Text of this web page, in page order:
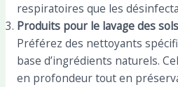
respiratoires que les
Produits pour le lavage des sols
Préférez des nettoyants
base d’ingrédients naturels.
en profondeur tout en